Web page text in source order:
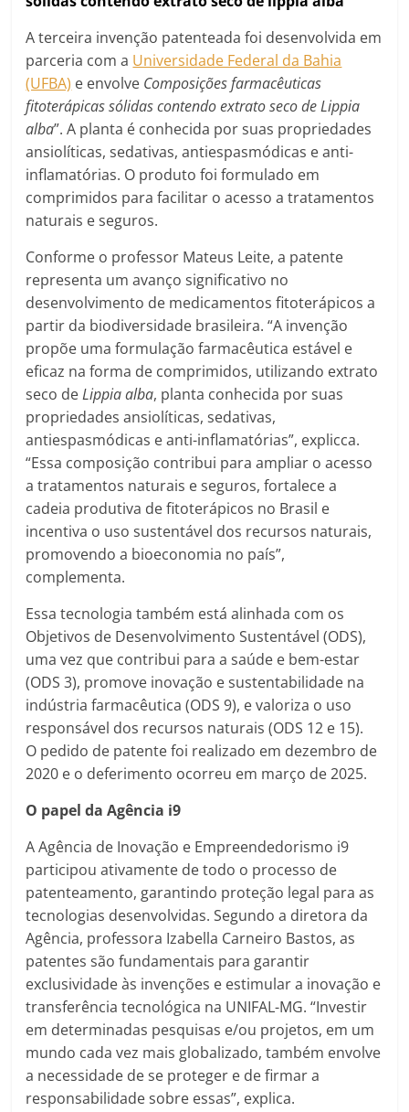
A terceira invenção patenteada foi desenvolvida em
parceria com a Universidade Federal da Bahia
(UFBA) e envolve Composições farmacêuticas
fitoterápicas sólidas contendo extrato seco de Lippia
alba”. A planta é conhecida por suas propriedades
ansiolíticas, sedativas, antiespasmódicas e anti-
inflamatórias. O produto foi formulado em
comprimidos para facilitar o acesso a tratamentos
naturais e seguros.
Conforme o professor Mateus Leite, a patente
representa um avanço significativo no
desenvolvimento de medicamentos fitoterápicos a
partir da biodiversidade brasileira. “A invenção
propõe uma formulação farmacêutica estável e
eficaz na forma de comprimidos, utilizando extrato
seco deLippia alba, planta conhecida por suas
propriedades ansiolíticas, sedativas,
antiespasmódicas e anti-inflamatórias”, explicca.
“Essa composição contribui para ampliar o acesso
a tratamentos naturais e seguros, fortalece a
cadeia produtiva de fitoterápicos no Brasil e
incentiva o uso sustentável dos recursos naturais,
promovendo a bioeconomia no país”,
complementa.
Essa tecnologia também está alinhada com os
Objetivos de Desenvolvimento Sustentável (ODS),
uma vez que contribui para a saúde e bem-estar
(ODS 3), promove inovação e sustentabilidade na
indústria farmacêutica (ODS 9), e valoriza o uso
responsável dos recursos naturais (ODS 12 e 15).
O pedido de patente foi realizado em dezembro de
2020 e o deferimento ocorreu em março de 2025.
O papel da Agência i9
A Agência de Inovação e Empreendedorismo i9
participou ativamente de todo o processo de
patenteamento, garantindo proteção legal para as
tecnologias desenvolvidas. Segundo a diretora da
Agência, professora Izabella Carneiro Bastos, as
patentes são fundamentais para garantir
exclusividade às invenções e estimular a inovação e
transferência tecnológica na UNIFAL-MG. “Investir
em determinadas pesquisas e/ou projetos, em um
mundo cada vez mais globalizado, também envolve
a necessidade de se proteger e de firmar a
responsabilidade sobre essas”, explica.